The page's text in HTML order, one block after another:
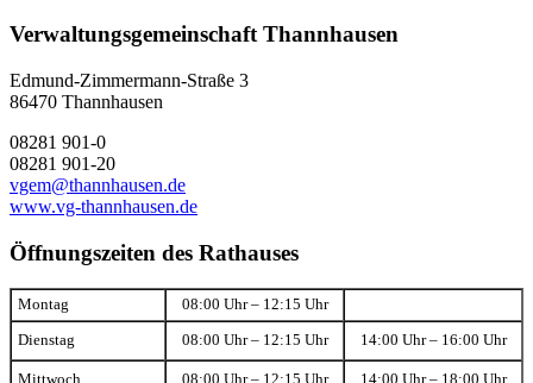
Verwaltungsgemeinschaft Thannhausen
Edmund-Zimmermann-Straße 3
86470 Thannhausen
08281 901-0
08281 901-20
vgem@thannhausen.de
www.vg-thannhausen.de
Öffnungszeiten des Rathauses
Montag 08:00 Uhr – 12:15 Uhr
Dienstag 08:00 Uhr – 12:15 Uhr 14:00 Uhr – 16:00 Uhr